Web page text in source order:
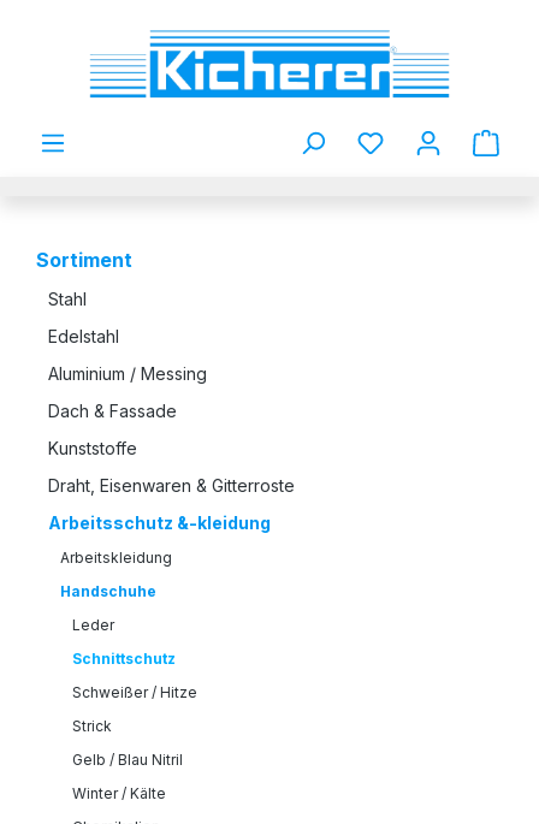
Zum Hauptinhalt springen
Du hast 0
Sortiment
Stahl
Edelstahl
Aluminium / Messing
Dach & Fassade
Kunststoffe
Draht, Eisenwaren & Gitterroste
Arbeitsschutz &-kleidung
Arbeitskleidung
Handschuhe
Leder
Schnittschutz
Schweißer / Hitze
Strick
Gelb / Blau Nitril
Winter / Kälte